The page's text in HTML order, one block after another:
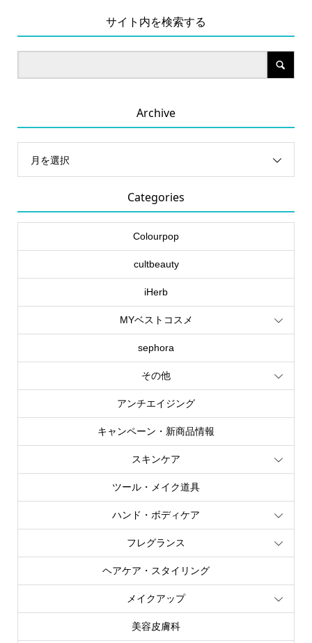
サイト内を検索する
Archive
月を選択
Categories
Colourpop
cultbeauty
iHerb
MYベストコスメ
sephora
その他
アンチエイジング
キャンペーン・新商品情報
スキンケア
ツール・メイク道具
ハンド・ボディケア
フレグランス
ヘアケア・スタイリング
メイクアップ
美容皮膚科